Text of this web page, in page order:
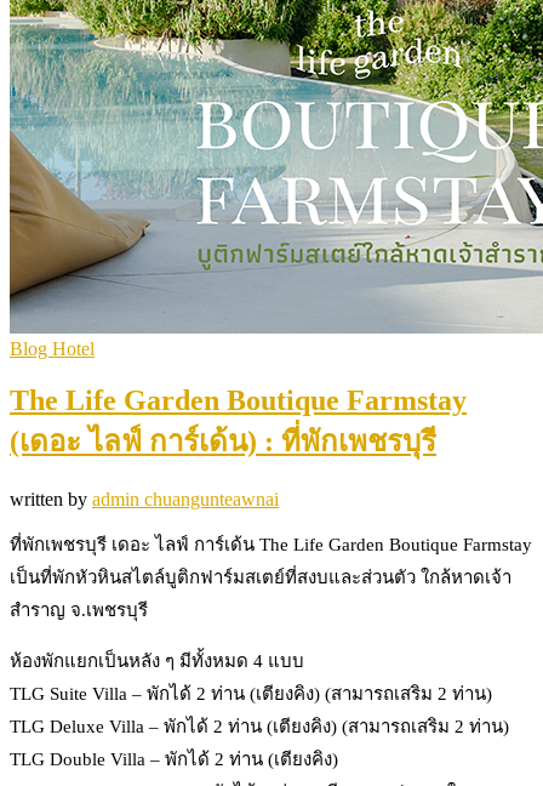
Blog Hotel
The Life Garden Boutique Farmstay
(เดอะ ไลฟ์ การ์เด้น) : ที่พักเพชรบุรี
written by admin chuangunteawnai
ที่พักเพชรบุรี เดอะ ไลฟ์ การ์เด้น The Life Garden Boutique Farmstay
เป็นที่พักหัวหินสไตล์บูติกฟาร์มสเตย์ที่สงบและส่วนตัว ใกล้หาดเจ้า
สำราญ จ.เพชรบุรี
ห้องพักแยกเป็นหลัง ๆ มีทั้งหมด 4 แบบ
TLG Suite Villa – พักได้ 2 ท่าน (เตียงคิง) (สามารถเสริม 2 ท่าน)
TLG Deluxe Villa – พักได้ 2 ท่าน (เตียงคิง) (สามารถเสริม 2 ท่าน)
TLG Double Villa – พักได้ 2 ท่าน (เตียงคิง)